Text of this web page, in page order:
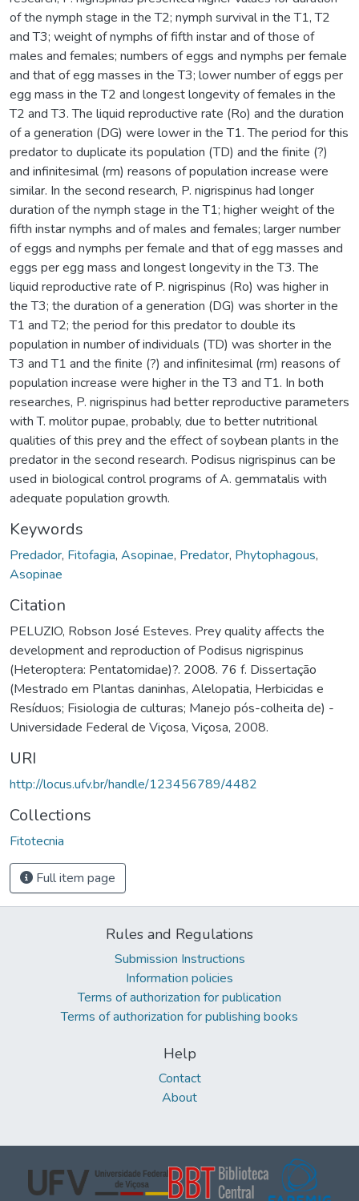
of the nymph stage in the T2; nymph survival in the T1, T2
and T3; weight of nymphs of fifth instar and of those of
males and females; numbers of eggs and nymphs per female
and that of egg masses in the T3; lower number of eggs per
egg mass in the T2 and longest longevity of females in the
T2 and T3. The liquid reproductive rate (Ro) and the duration
of a generation (DG) were lower in the T1. The period for this
predator to duplicate its population (TD) and the finite (?)
and infinitesimal (rm) reasons of population increase were
similar. In the second research, P. nigrispinus had longer
duration of the nymph stage in the T1; higher weight of the
fifth instar nymphs and of males and females; larger number
of eggs and nymphs per female and that of egg masses and
eggs per egg mass and longest longevity in the T3. The
liquid reproductive rate of P. nigrispinus (Ro) was higher in
the T3; the duration of a generation (DG) was shorter in the
T1 and T2; the period for this predator to double its
population in number of individuals (TD) was shorter in the
T3 and T1 and the finite (?) and infinitesimal (rm) reasons of
population increase were higher in the T3 and T1. In both
researches, P. nigrispinus had better reproductive parameters
with T. molitor pupae, probably, due to better nutritional
qualities of this prey and the effect of soybean plants in the
predator in the second research. Podisus nigrispinus can be
used in biological control programs of A. gemmatalis with
adequate population growth.
Keywords
Predador, Fitofagia, Asopinae, Predator, Phytophagous,
Asopinae
Citation
PELUZIO, Robson José Esteves. Prey quality affects the
development and reproduction of Podisus nigrispinus
(Heteroptera: Pentatomidae)?. 2008. 76 f. Dissertação
(Mestrado em Plantas daninhas, Alelopatia, Herbicidas e
Resíduos; Fisiologia de culturas; Manejo pós-colheita de) -
Universidade Federal de Viçosa, Viçosa, 2008.
URI
http://locus.ufv.br/handle/123456789/4482
Collections
Fitotecnia
Full item page
Rules and Regulations
Submission Instructions
Information policies
Terms of authorization for publication
Terms of authorization for publishing books
Help
Contact
About